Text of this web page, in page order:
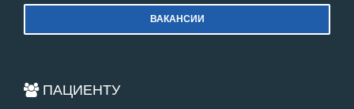
ВАКАНСИИ
ПАЦИЕНТУ